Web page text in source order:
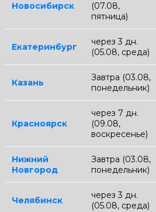
Новосибирск
(07.08,
пятница)
Екатеринбург
через 3 дн.
(05.08, среда)
Казань
Завтра (03.08,
понедельник)
Красноярск
через 7 дн.
(09.08,
воскресенье)
Нижний
Новгород
Завтра (03.08,
понедельник)
Челябинск
через 3 дн.
(05.08, среда)